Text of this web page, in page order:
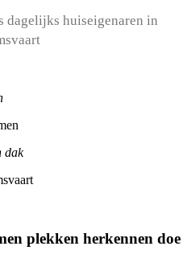
dagelijks huiseigenaren in
dak
plekken herkennen doe